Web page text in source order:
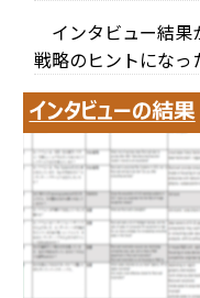
インタビュー結果
戦略のヒントになっ